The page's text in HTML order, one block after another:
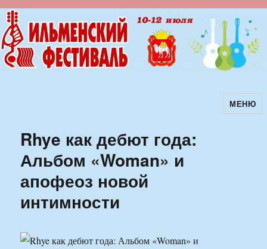
Ильменский фестиваль авторской
песни
МЕНЮ
Rhye как дебют года:
Альбом «Woman» и
апофеоз новой
интимности